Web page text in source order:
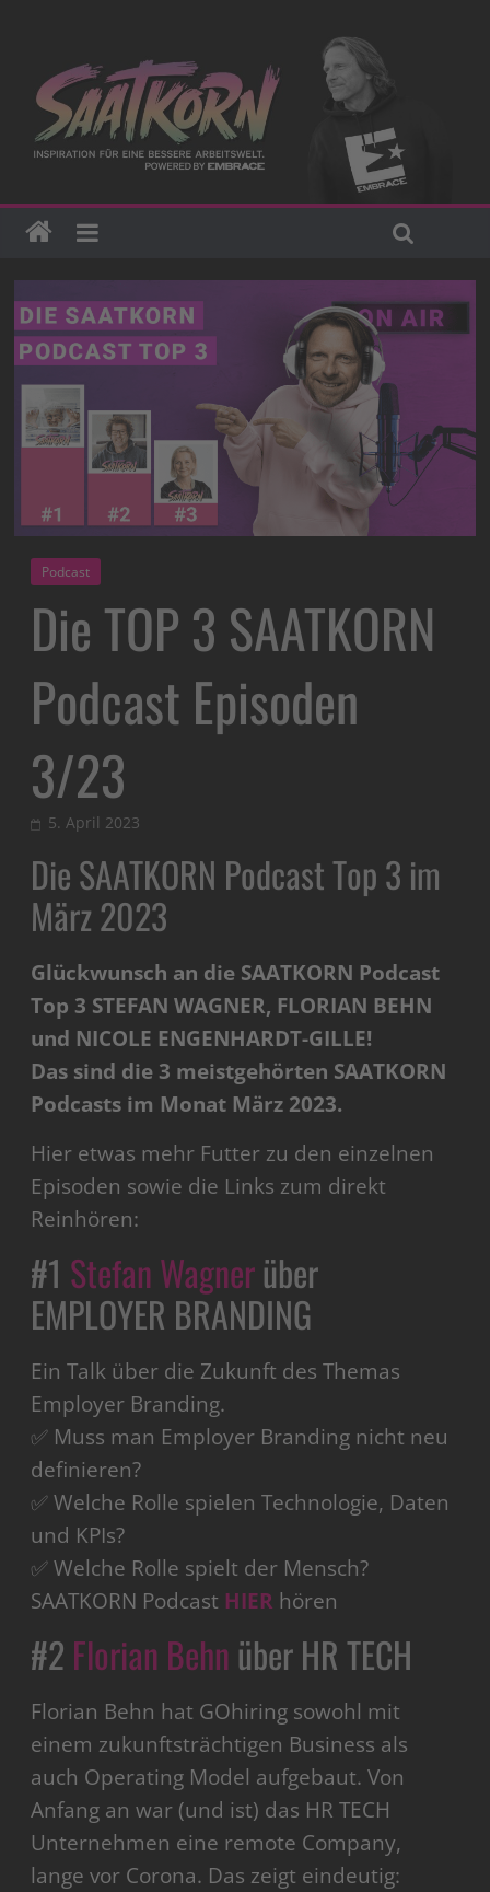
Podcast
Die TOP 3 SAATKORN
Podcast Episoden
3/23
5. April 2023
Die SAATKORN Podcast Top 3 im
März 2023
Glückwunsch an die SAATKORN Podcast
Top 3 STEFAN WAGNER, FLORIAN BEHN
und NICOLE ENGENHARDT-GILLE!
Das sind die 3 meistgehörten SAATKORN
Podcasts im Monat März 2023.
Hier etwas mehr Futter zu den einzelnen
Episoden sowie die Links zum direkt
Reinhören:
#1 Stefan Wagnerüber
EMPLOYER BRANDING
Ein Talk über die Zukunft des Themas
Employer Branding.
✅ Muss man Employer Branding nicht neu
definieren?
✅ Welche Rolle spielen Technologie, Daten
und KPIs?
✅ Welche Rolle spielt der Mensch?
SAATKORN Podcast HIER hören
#2 Florian Behnüber HR TECH
Florian Behn hat GOhiring sowohl mit
einem zukunftsträchtigen Business als
auch Operating Model aufgebaut. Von
Anfang an war (und ist) das HR TECH
Unternehmen eine remote Company,
lange vor Corona. Das zeigt eindeutig: